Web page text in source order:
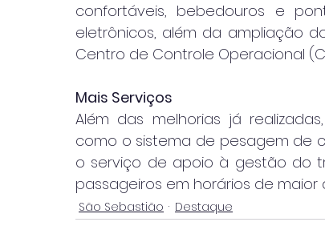
confortáveis, bebedouros e
eletrônicos, além da ampliação
Centro de Controle Operacional
Mais Serviços
Além das melhorias já
como o sistema de pesagem de
o serviço de apoio à gestão do
passageiros em horários de maior
São Sebastião Destaque